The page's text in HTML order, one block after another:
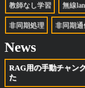
教師なし学習 無線lan
非同期処理 非同期通
News
RAG用の手動チャン
た